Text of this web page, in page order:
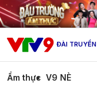
ĐÀI
Ẩm thực V9 NÈ